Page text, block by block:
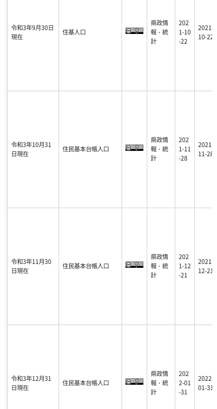
令和3年9月30日
現在
住基人口
県政情
報・統
計
202
1-10
-22
2021-
10-22
令和3年10月31
日現在
住民基本台帳人口
県政情
報・統
計
202
1-11
-28
2021-
11-28
令和3年11月30
日現在
住民基本台帳人口
県政情
報・統
計
202
1-12
-21
2021-
12-21
令和3年12月31
日現在
住民基本台帳人口
県政情
報・統
計
202
2-01
-31
2022-
01-31